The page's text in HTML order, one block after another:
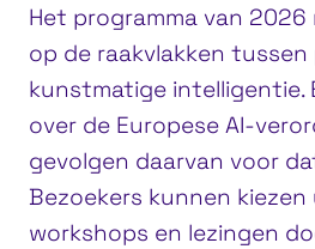
Het programma van
op de raakvlakken tussen
kunstmatige intelligentie.
over de Europese AI-
gevolgen daarvan voor
Bezoekers kunnen
workshops en lezingen